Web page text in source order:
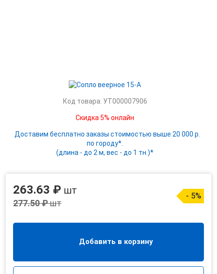
Код товара: УТ000007906
Скидка 5% онлайн
Доставим бесплатно заказы стоимостью выше 20 000 р.
по городу*.
(длина - до 2 м, вес - до 1 тн.)*
263.63 ₽ шт
277.50 ₽шт
- 5%
Добавить в корзину